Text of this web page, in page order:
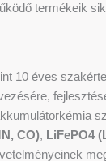
termékeik
10 éves
CO), LiFePO4